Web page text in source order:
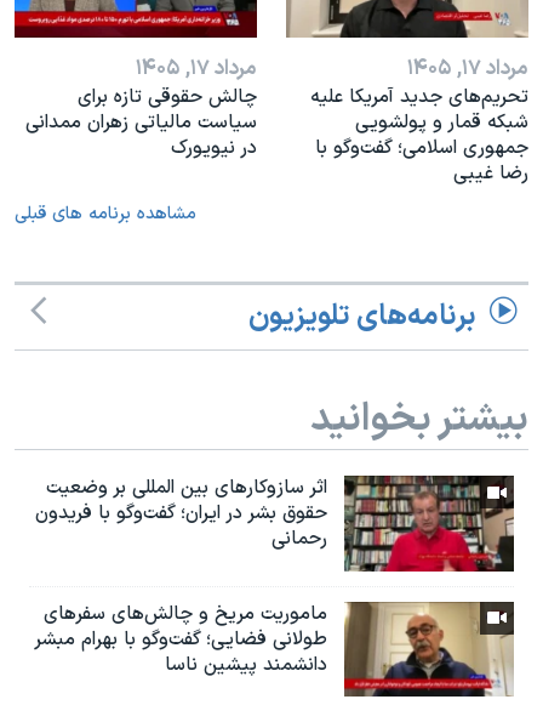
مرداد ۱۷, ۱۴۰۵
تحریم‌های جدید آمریکا علیه
شبکه قمار و پولشویی
جمهوری اسلامی؛ گفت‌وگو با
رضا غیبی
مرداد ۱۷, ۱۴۰۵
چالش حقوقی تازه برای
سیاست مالیاتی زهران ممدانی
در نیویورک
مشاهده برنامه های قبلی
برنامه‌های تلویزیون
بیشتر بخوانید
اثر ساز‌و‌کارهای بین المللی بر وضعیت
حقوق بشر در ایران؛ گفت‌وگو با فریدون
رحمانی
ماموریت مریخ و چالش‌های سفرهای
طولانی فضایی؛ گفت‌وگو با بهرام مبشر
دانشمند پیشین ناسا